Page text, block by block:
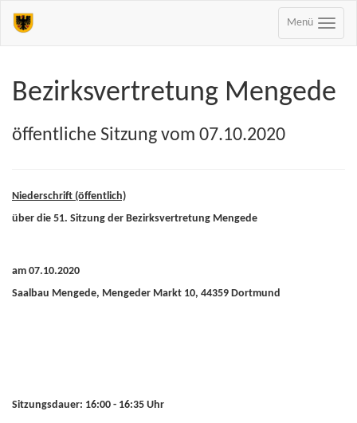
Menü
Bezirksvertretung Mengede
öffentliche Sitzung vom 07.10.2020
Niederschrift (öffentlich)
über die 51. Sitzung der Bezirksvertretung Mengede
am 07.10.2020
Saalbau Mengede, Mengeder Markt 10, 44359 Dortmund
Sitzungsdauer: 16:00 - 16:35 Uhr